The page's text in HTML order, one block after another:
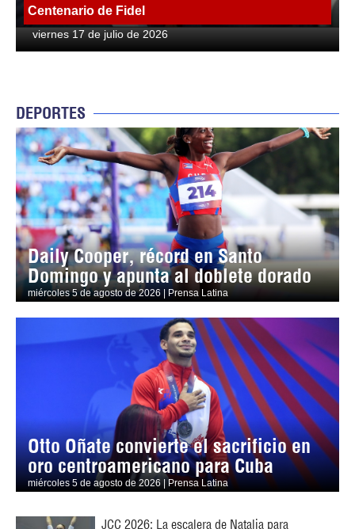
Centenario de Fidel
viernes 17 de julio de 2026
DEPORTES
Daily Cooper, récord en Santo
Domingo y apunta al doblete dorado
miércoles 5 de agosto de 2026 | Prensa Latina
Otto Oñate convierte el sacrificio en
oro centroamericano para Cuba
miércoles 5 de agosto de 2026 | Prensa Latina
JCC 2026: La escalera de Natalia para